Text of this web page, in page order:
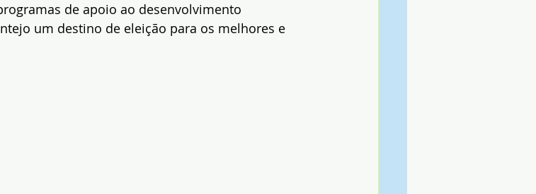
de apoio ao desenvolvimento
um destino de eleição para os melhores e